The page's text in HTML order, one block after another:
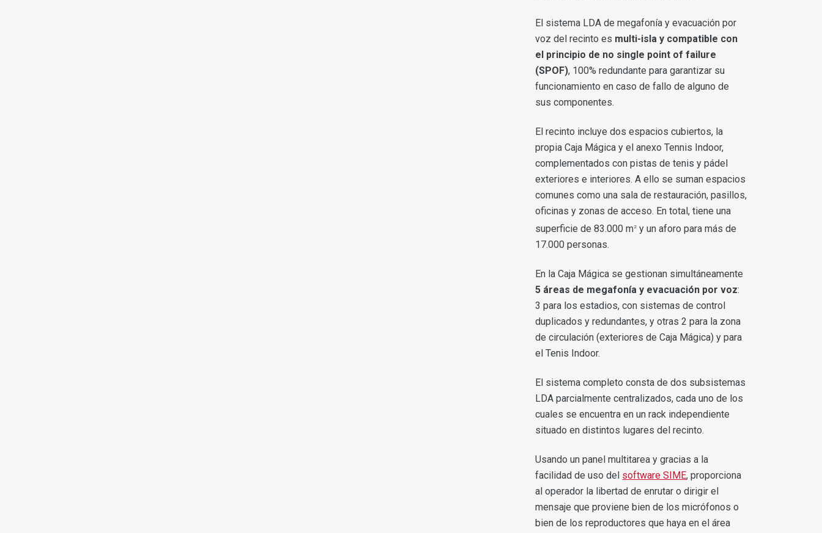
El sistema LDA de megafonía y evacuación por
voz del recinto es multi-isla y compatible con
el principio de no single point of failure
(SPOF), 100% redundante para garantizar su
funcionamiento en caso de fallo de alguno de
sus componentes.
El recinto incluye dos espacios cubiertos, la
propia Caja Mágica y el anexo Tennis Indoor,
complementados con pistas de tenis y pádel
exteriores e interiores. A ello se suman espacios
comunes como una sala de restauración, pasillos,
oficinas y zonas de acceso. En total, tiene una
superficie de 83.000 m2 y un aforo para más de
17.000 personas.
En la Caja Mágica se gestionan simultáneamente
5 áreas de megafonía y evacuación por voz:
3 para los estadios, con sistemas de control
duplicados y redundantes, y otras 2 para la zona
de circulación (exteriores de Caja Mágica) y para
el Tenis Indoor.
El sistema completo consta de dos subsistemas
LDA parcialmente centralizados, cada uno de los
cuales se encuentra en un rack independiente
situado en distintos lugares del recinto.
Usando un panel multitarea y gracias a la
facilidad de uso del software SIME, proporciona
al operador la libertad de enrutar o dirigir el
mensaje que proviene bien de los micrófonos o
bien de los reproductores que haya en el área